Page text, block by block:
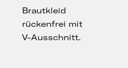
Brautkleid
rückenfrei mit
V-Ausschnitt.